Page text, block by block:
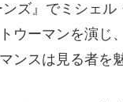
ズ』でミシェル
ウーマンを演じ
ンスは見る者を